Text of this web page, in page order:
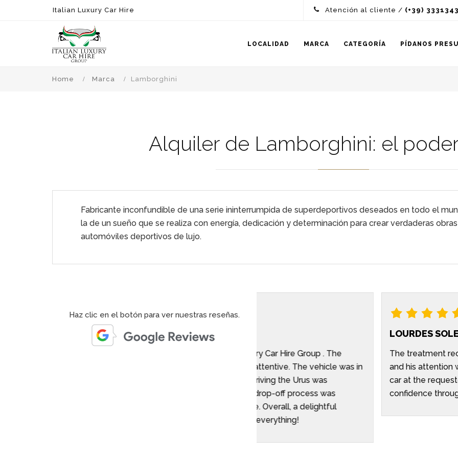
Italian Luxury Car Hire Atención al cliente / (+39)
LOCALIDAD MARCA CATEGORÍA PÍDANOS
Home Marca Lamborghini
Alquiler de Lamborghini: el
Fabricante inconfundible de una serie ininterrumpida de superdeportivos deseados en todo el
la de un sueño que se realiza con energía, dedicación y determinación para crear verdaderas
automóviles deportivos de lujo.
Haz clic en el botón para ver nuestras reseñas.
The treatment received by the Sales Manager,
and his attention was always immediate,
car at the requested place. His way of working
confidence throughout the entire process. A fully